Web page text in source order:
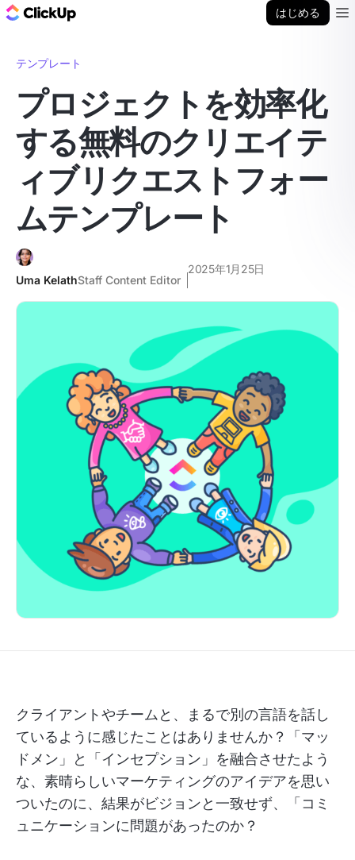
はじめる
テンプレート
プロジェクトを効率化
する無料のクリエイテ
ィブリクエストフォー
ムテンプレート
Uma KelathStaff Content Editor
2025年1月25日
クライアントやチームと、まるで別の言語を話し
ているように感じたことはありませんか？「マッ
ドメン」と「インセプション」を融合させたよう
な、素晴らしいマーケティングのアイデアを思い
ついたのに、結果がビジョンと一致せず、「コミ
ュニケーションに問題があったのか？